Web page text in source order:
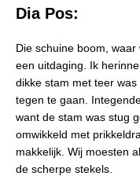
Dia Pos:
Die schuine boom,
een uitdaging. Ik
dikke stam met teer
tegen te gaan.
want de stam was stug
omwikkeld met
makkelijk. Wij moesten
de scherpe stekels.